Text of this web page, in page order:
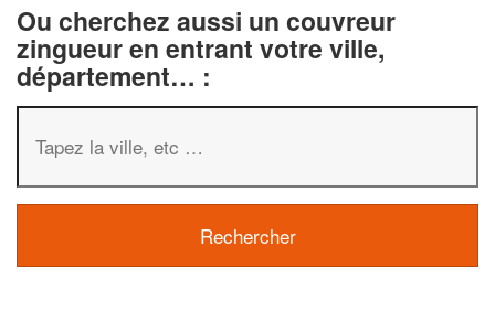
Ou cherchez aussi un couvreur
zingueur en entrant votre ville,
département… :